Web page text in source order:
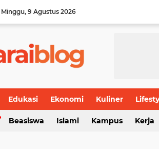
Minggu 9 Agustus 2026
Edukasi Ekonomi Kuliner
Beasiswa Islami Kampus Kerja